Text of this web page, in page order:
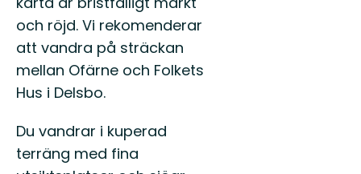
och röjd. Vi rekomenderar
att vandra på sträckan
mellan Ofärne och Folkets
Hus i Delsbo.
Du vandrar i kuperad
terräng med fina